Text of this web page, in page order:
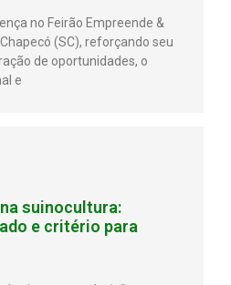
no Feirão Empreende &
(SC), reforçando seu
de oportunidades, o
e
suinocultura:
e critério para